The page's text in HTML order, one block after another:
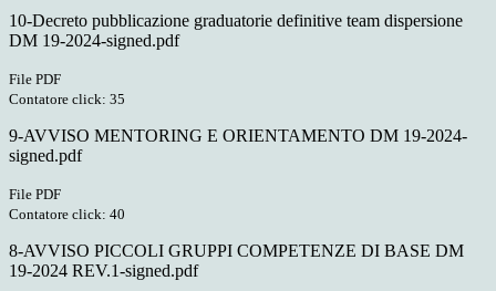
10-Decreto pubblicazione graduatorie definitive team dispersione
DM 19-2024-signed.pdf
File PDF
Contatore click: 35
9-AVVISO MENTORING E ORIENTAMENTO DM 19-2024-
signed.pdf
File PDF
Contatore click: 40
8-AVVISO PICCOLI GRUPPI COMPETENZE DI BASE DM
19-2024 REV.1-signed.pdf